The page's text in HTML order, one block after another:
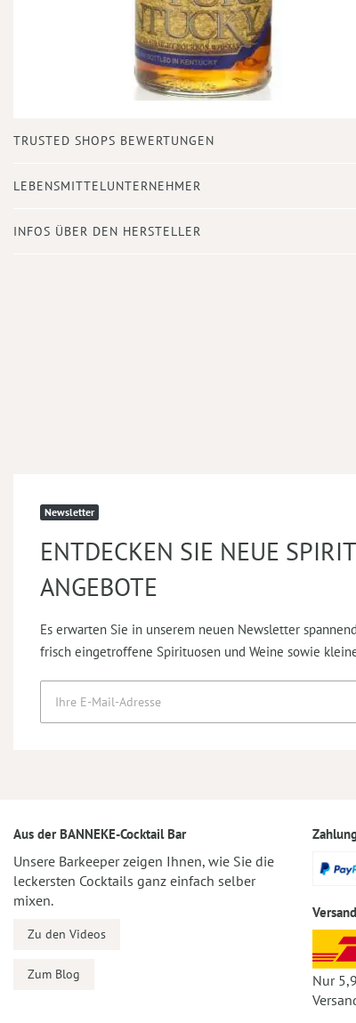
Anfang
Bildergalerie
TRUSTED SHOPS BEWERTUNGEN
LEBENSMITTELUNTERNEHMER
INFOS ÜBER DEN HERSTELLER
Newsletter
ENTDECKEN SIE NEUE
ANGEBOTE
Es erwarten Sie in unserem neuen Newsletter
frisch eingetroffene Spirituosen und Weine sowie
Aus der BANNEKE-Cocktail Bar
Unsere Barkeeper zeigen Ihnen, wie Sie die
leckersten Cocktails ganz einfach selber
mixen.
Zu den Videos
Zum Blog
Versand
Nur